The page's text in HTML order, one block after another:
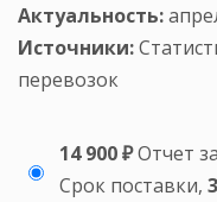
Актуальность:
Источники:
перевозок
14 900 ₽Отчет
Срок поставки,